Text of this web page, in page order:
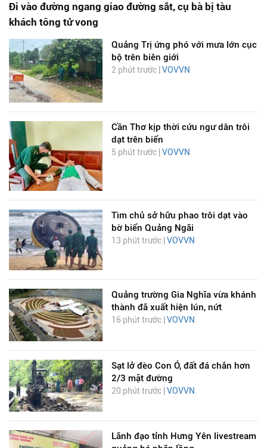
Đi vào đường ngang giao đường sắt, cụ bà bị tàu
khách tông tử vong
Quảng Trị ứng phó với mưa lớn cục
bộ trên biên giới
2 phút trước | VOVVN
Cần Thơ kịp thời cứu ngư dân trôi
dạt trên biển
5 phút trước | VOVVN
Tìm chủ sở hữu phao trôi dạt vào
bờ biển Quảng Ngãi
13 phút trước | VOVVN
Quảng trường Gia Nghĩa vừa khánh
thành đã xuất hiện lún, nứt
16 phút trước | VOVVN
Sạt lở đèo Con Ó, đất đá chắn hơn
2/3 mặt đường
20 phút trước | VOVVN
Lãnh đạo tỉnh Hưng Yên livestream